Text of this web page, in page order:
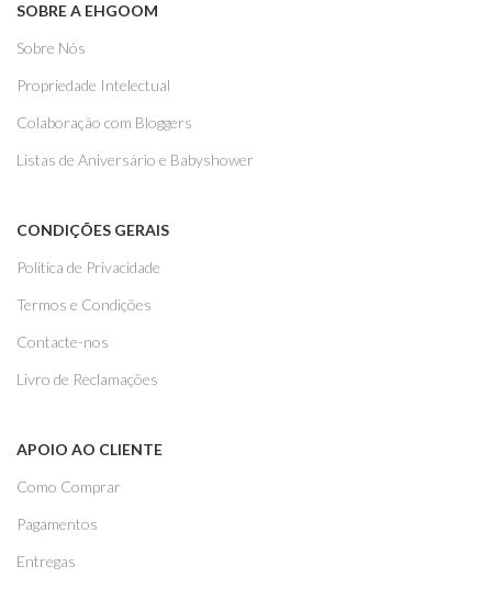
SOBRE A EHGOOM
Sobre Nós
Propriedade Intelectual
Colaboração com Bloggers
Listas de Aniversário e Babyshower
CONDIÇÕES GERAIS
Politica de Privacidade
Termos e Condições
Contacte-nos
Livro de Reclamações
APOIO AO CLIENTE
Como Comprar
Pagamentos
Entregas